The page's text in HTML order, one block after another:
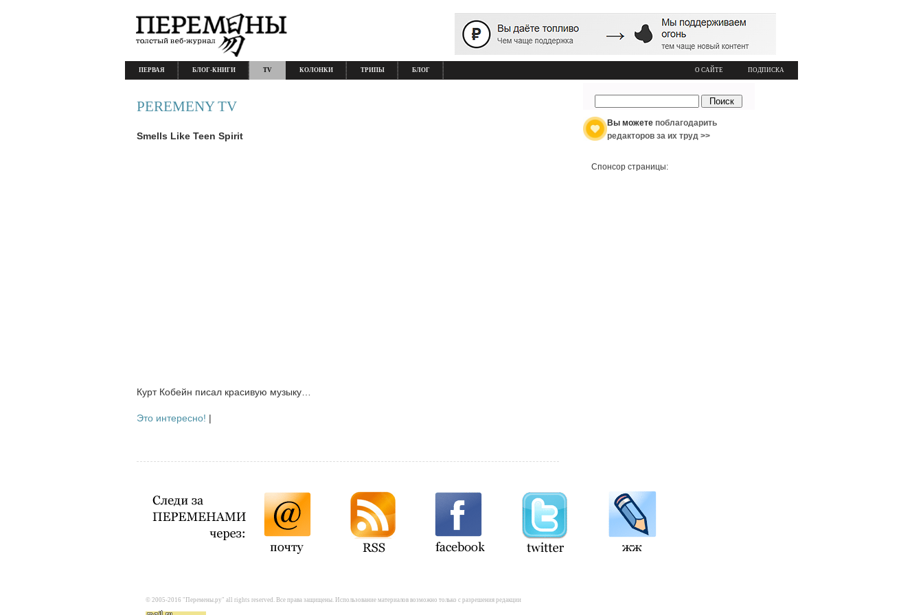
О САЙТЕ ПОДПИСКА
ПЕРВАЯ БЛОГ-КНИГИ TV КОЛОНКИ ТРИПЫ БЛОГ
PEREMENY TV
Smells Like Teen Spirit
Курт Кобейн писал красивую музыку…
Это интересно! |
Вы можете поблагодарить
редакторов за их труд >>
Спонсор страницы:
© 2005-2016 "Перемены.ру" all rights reserved. Все права защищены. Использование материалов возможно только с разрешения редакции